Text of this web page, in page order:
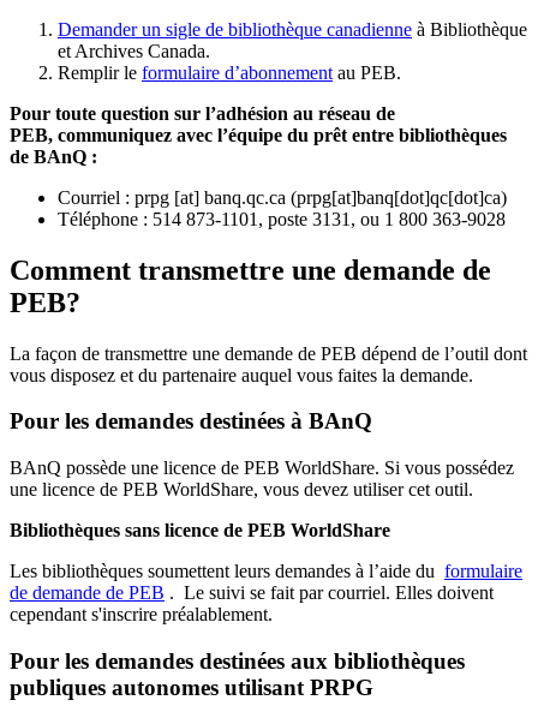
Demander un sigle de bibliothèque canadienne à Bibliothèque
et Archives Canada.
Remplir le formulaire d’abonnement au PEB.
Pour toute question sur l’adhésion au réseau de
PEB, communiquez avec l’équipe du prêt entre bibliothèques
de BAnQ :
Courriel : prpg [at] banq.qc.ca (prpg[at]banq[dot]qc[dot]ca)
Téléphone : 514 873-1101, poste 3131, ou 1 800 363-9028
Comment transmettre une demande de
PEB?
La façon de transmettre une demande de PEB dépend de l’outil dont
vous disposez et du partenaire auquel vous faites la demande.
Pour les demandes destinées à BAnQ
BAnQ possède une licence de PEB WorldShare. Si vous possédez
une licence de PEB WorldShare, vous devez utiliser cet outil.
Bibliothèques sans licence de PEB WorldShare
Les bibliothèques soumettent leurs demandes à l’aide du formulaire
de demande de PEB . Le suivi se fait par courriel. Elles doivent
cependant s'inscrire préalablement.
Pour les demandes destinées aux bibliothèques
publiques autonomes utilisant PRPG